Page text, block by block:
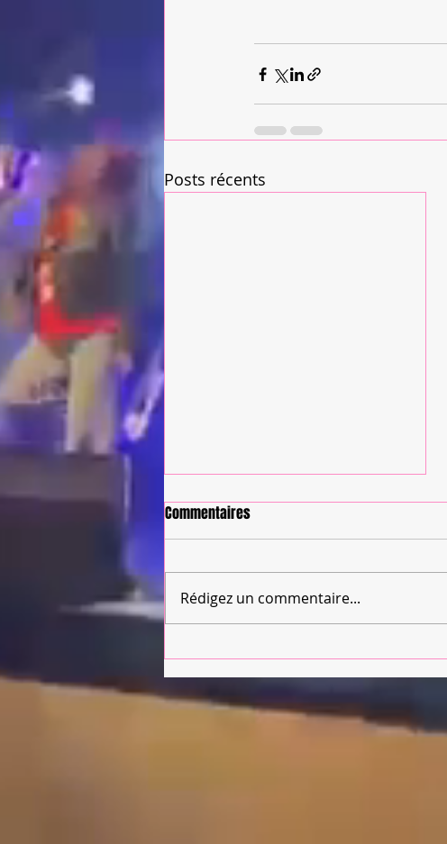
Posts récents
Gérez votre blog depuis votre
site live
Commentaires
Rédigez un commentaire...